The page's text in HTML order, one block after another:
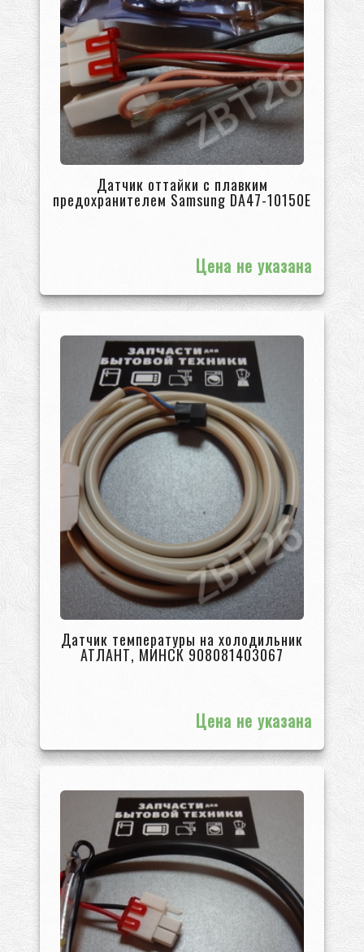
Датчик оттайки с плавким
предохранителем Samsung DA47-10150E
Цена не указана
Датчик температуры на холодильник
АТЛАНТ, МИНСК 908081403067
Цена не указана